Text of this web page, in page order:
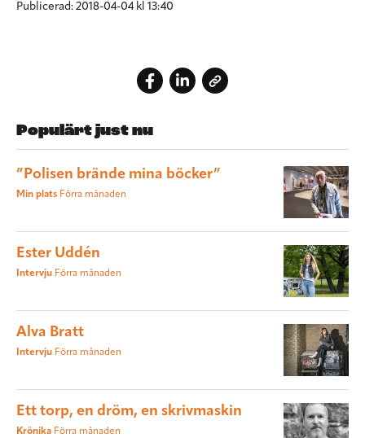
Publicerad: 2018-04-04 kl 13:40
Populärt just nu
”Polisen brände mina böcker”
Min plats Förra månaden
Ester Uddén
Intervju Förra månaden
Alva Bratt
Intervju Förra månaden
Ett torp, en dröm, en skrivmaskin
Krönika Förra månaden